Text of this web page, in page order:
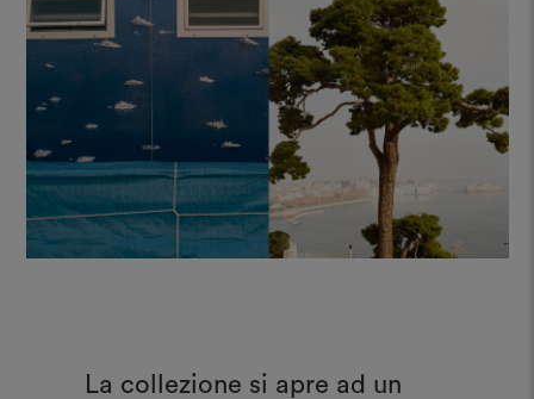
La collezione si apre ad un